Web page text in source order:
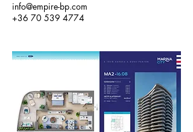
info@empire-bp.com
+36 70 539 4774